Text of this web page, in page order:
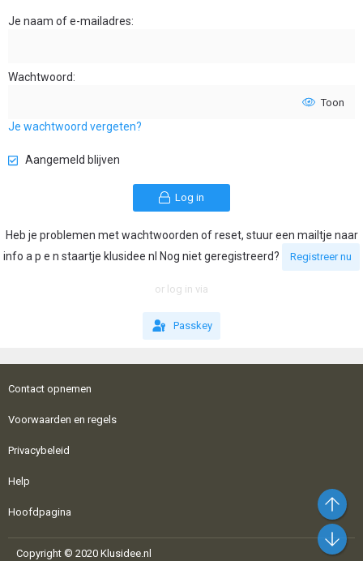
Je naam of e-mailadres
Wachtwoord
Toon
Je wachtwoord vergeten?
Aangemeld blijven
Log in
Heb je problemen met wachtwoorden of reset, stuur een mailtje naar
info a p e n staartje klusidee nl Nog niet geregistreerd?
Registreer nu
or log in via
Passkey
Contact opnemen
Voorwaarden en regels
Privacybeleid
Help
Hoofdpagina
Copyright © 2020 Klusidee.nl